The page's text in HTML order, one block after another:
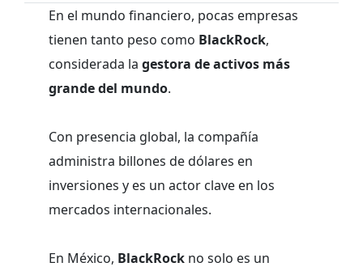
En el mundo financiero, pocas empresas
tienen tanto peso como BlackRock,
considerada la gestora de activos más
grande del mundo.
Con presencia global, la compañía
administra billones de dólares en
inversiones y es un actor clave en los
mercados internacionales.
En México, BlackRock no solo es un